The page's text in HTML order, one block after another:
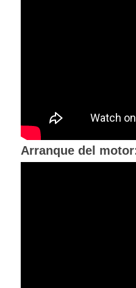
Arranque del